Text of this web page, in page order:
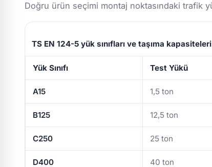
Doğru ürün seçimi montaj noktasındaki trafik
TS EN 124-5 yük sınıfları ve taşıma kapasiteleri
Yük Sınıfı Test Yükü
A15 1,5 ton
B125 12,5 ton
C250 25 ton
D400 40 ton